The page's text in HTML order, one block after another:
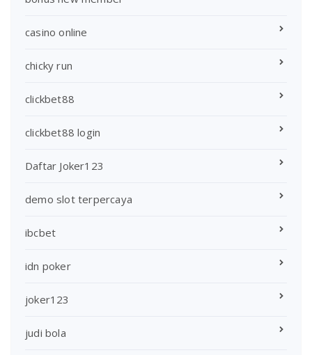
casino online
chicky run
clickbet88
clickbet88 login
Daftar Joker123
demo slot terpercaya
ibcbet
idn poker
joker123
judi bola